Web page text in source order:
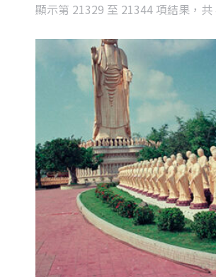
顯示第 21329 至 21344 項結果，共